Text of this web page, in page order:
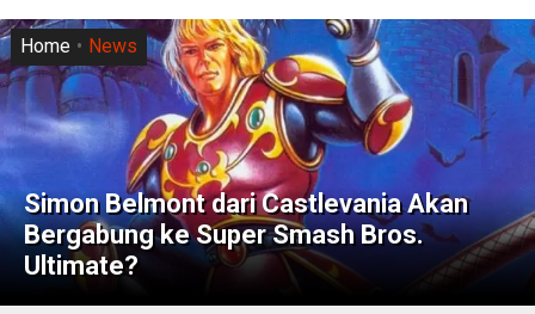
Simon Belmont dari Castlevania Akan
Bergabung ke Super Smash Bros.
Ultimate?
Home News